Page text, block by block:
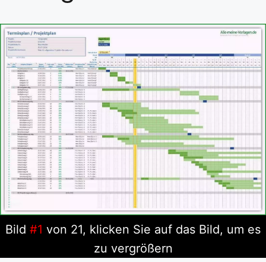
Bild #1 von 21, klicken Sie auf das Bild, um es
zu vergrößern